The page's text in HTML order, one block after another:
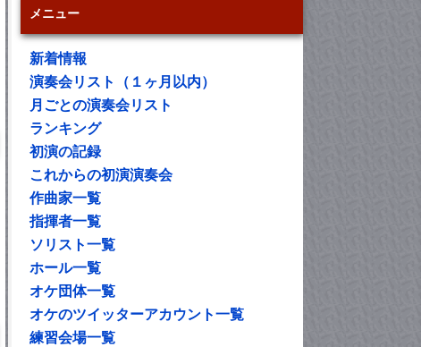
メニュー
新着情報
演奏会リスト（１ヶ月以内）
月ごとの演奏会リスト
ランキング
初演の記録
これからの初演演奏会
作曲家一覧
指揮者一覧
ソリスト一覧
ホール一覧
オケ団体一覧
オケのツイッターアカウント一覧
練習会場一覧